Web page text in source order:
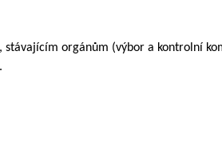
stávajícím orgánům (výbor a kontrolní